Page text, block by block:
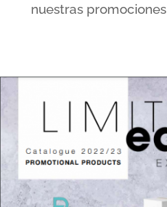
nuestras promociones